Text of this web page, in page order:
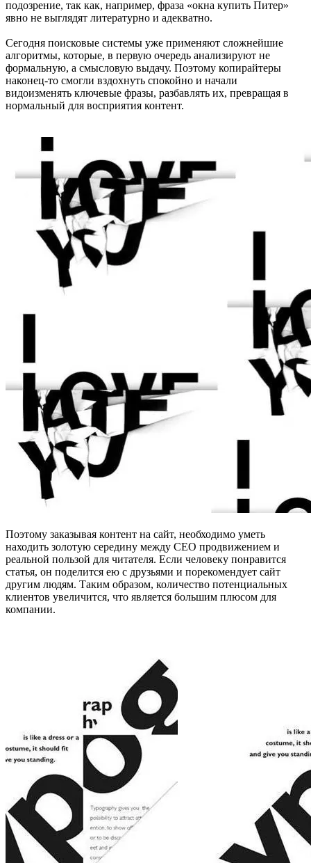
подозрение, так как, например, фраза «окна купить Питер»
явно не выглядят литературно и адекватно.
Сегодня поисковые системы уже применяют сложнейшие
алгоритмы, которые, в первую очередь анализируют не
формальную, а смысловую выдачу. Поэтому копирайтеры
наконец-то смогли вздохнуть спокойно и начали
видоизменять ключевые фразы, разбавлять их, превращая в
нормальный для восприятия контент.
Поэтому заказывая контент на сайт, необходимо уметь
находить золотую середину между СЕО продвижением и
реальной пользой для читателя. Если человеку понравится
статья, он поделится ею с друзьями и порекомендует сайт
другим людям. Таким образом, количество потенциальных
клиентов увеличится, что является большим плюсом для
компании.